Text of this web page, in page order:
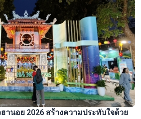
านอย 2026 สร้างความประทับใจด้วย